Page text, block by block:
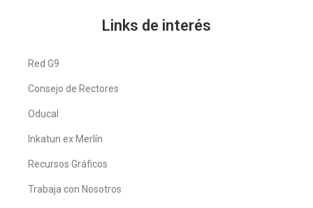
Links de interés
Red G9
Consejo de Rectores
Oducal
Inkatun ex Merlín
Recursos Gráficos
Trabaja con Nosotros